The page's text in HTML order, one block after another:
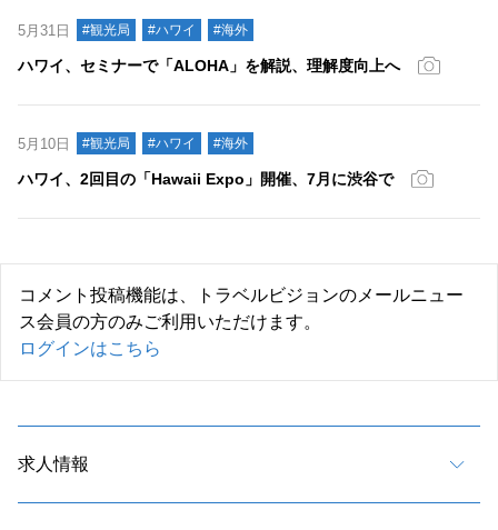
5月31日 #観光局 #ハワイ #海外
ハワイ、セミナーで「ALOHA」を解説、理解度向上へ
5月10日 #観光局 #ハワイ #海外
ハワイ、2回目の「Hawaii Expo」開催、7月に渋谷で
コメント投稿機能は、トラベルビジョンのメールニュー
ス会員の方のみご利用いただけます。
ログインはこちら
求人情報